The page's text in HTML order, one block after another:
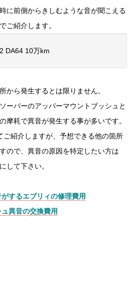
に前側からきしむような音が聞こえる
ご紹介します。
10万km
から発生するとは限りません。
ーバーのアッパーマウントブッシュと
摩耗で異音が発生する事が多いです。
ご紹介しますが、予想できる他の箇所
ので、異音の原因を特定したい方は
して下さい。
するエブリィの修理費用
異音の交換費用